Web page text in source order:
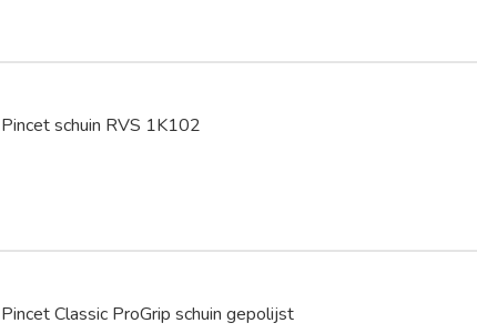
Pincet schuin RVS 1K102
Pincet Classic ProGrip schuin gepolijst